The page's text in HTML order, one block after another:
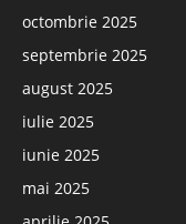
octombrie 2025
septembrie 2025
august 2025
iulie 2025
iunie 2025
mai 2025